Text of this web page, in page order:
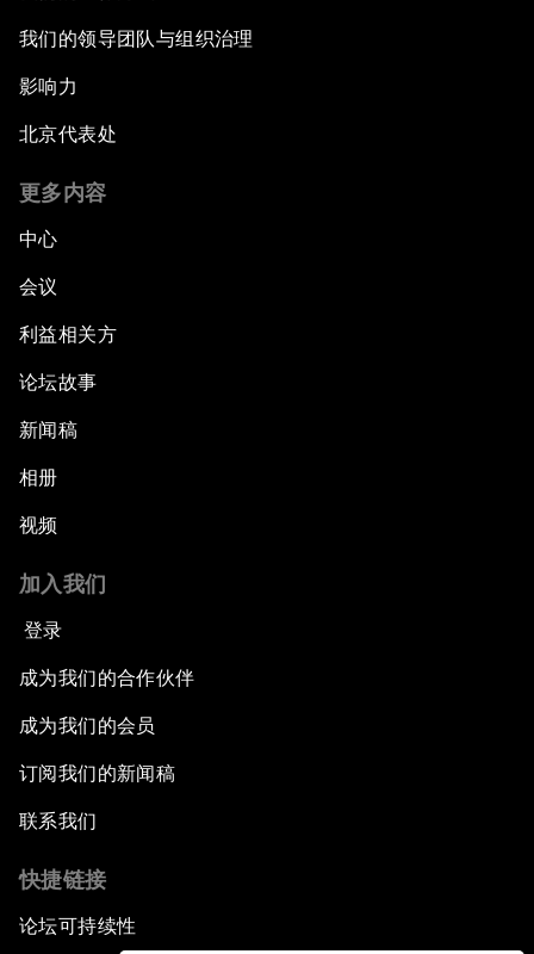
我们的领导团队与组织治理
影响力
北京代表处
更多内容
中心
会议
利益相关方
论坛故事
新闻稿
相册
视频
加入我们
登录
成为我们的合作伙伴
成为我们的会员
订阅我们的新闻稿
联系我们
快捷链接
论坛可持续性